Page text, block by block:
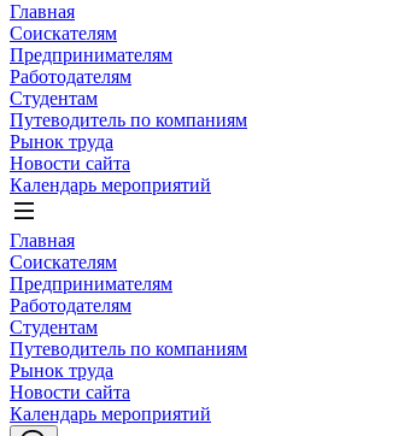
Главная
Соискателям
Предпринимателям
Работодателям
Студентам
Путеводитель по компаниям
Рынок труда
Новости сайта
Календарь мероприятий
Главная
Соискателям
Предпринимателям
Работодателям
Студентам
Путеводитель по компаниям
Рынок труда
Новости сайта
Календарь мероприятий